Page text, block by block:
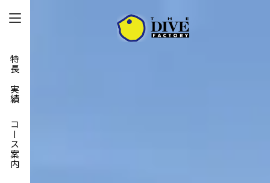
特長と実績
コース案内